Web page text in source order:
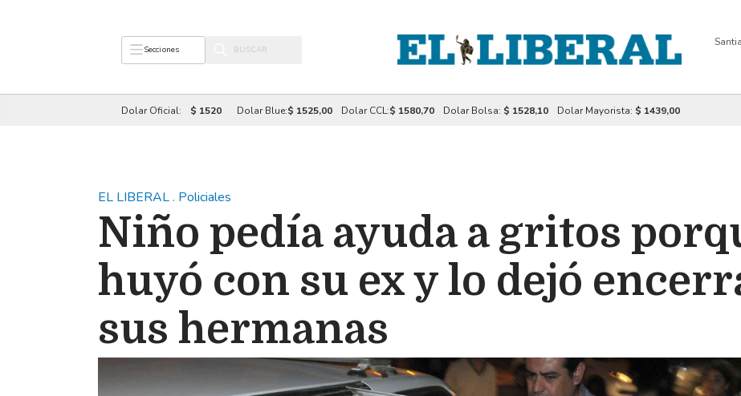
Secciones
Dolar Oficial: $ 1520 Dolar Blue:$ 1525,00 Dolar CCL:$ 1580,70 Dolar Bolsa: $ 1528,10 Dolar Mayorista: $ 1439,00
EL LIBERAL. Policiales
Niño pedía ayuda a gritos
huyó con su ex y lo dejó
sus hermanas